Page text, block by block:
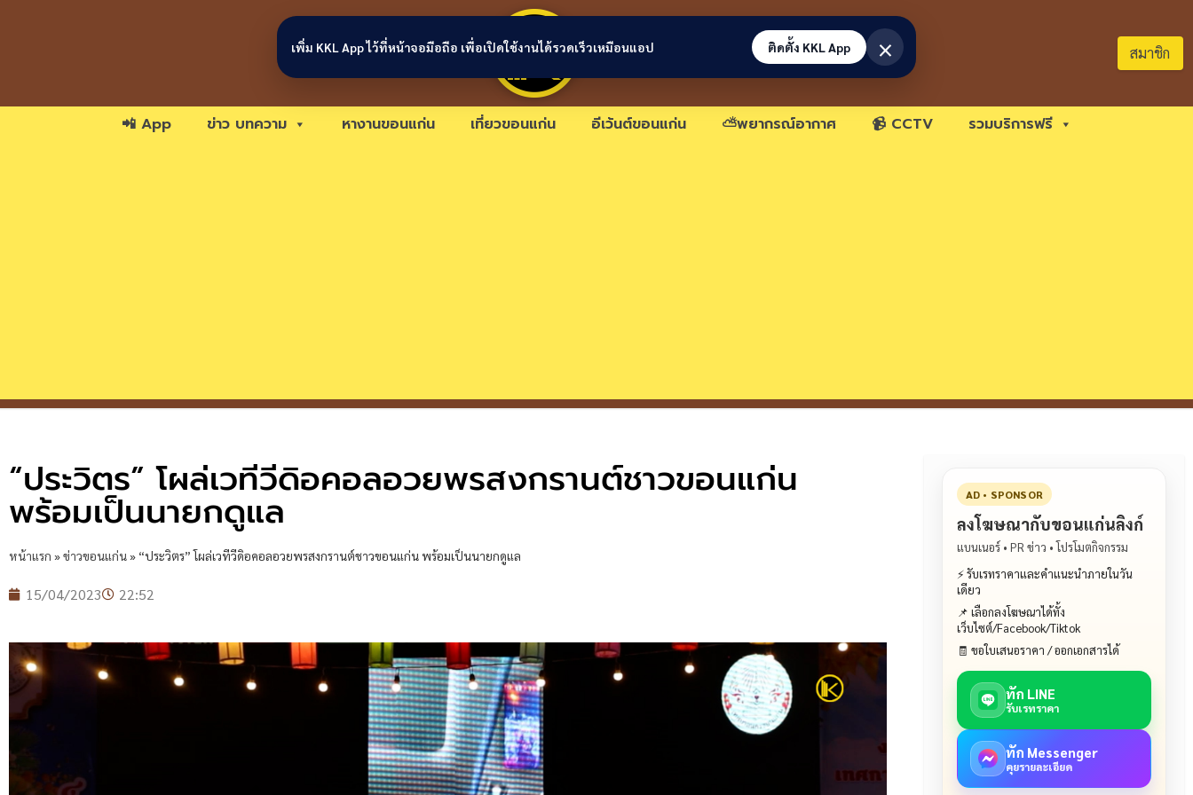
ขอนแก่นลิงก์ สมาชิก
📲 App ข่าว บทความ หางานขอนแก่น เที่ยวขอนแก่น อีเว้นต์ขอนแก่น ⛅พยากรณ์อากาศ 📹 CCTV รวมบริการฟรี
“ประวิตร” โผล่เวทีวีดิอคอลอวยพรสงกรานต์ชาวขอนแก่น
พร้อมเป็นนายกดูแล
หน้าแรก »ข่าวขอนแก่น» “ประวิตร” โผล่เวทีวีดิอคอลอวยพรสงกรานต์ชาวขอนแก่น พร้อมเป็นนายกดูแล
15/04/2023 22:52
AD • SPONSOR
ลงโฆษณากับขอนแก่นลิงก์
แบนเนอร์ • PR ข่าว • โปรโมตกิจกรรม
⚡ รับเรทราคาและคำแนะนำภายในวัน
เดียว
📌 เลือกลงโฆษณาได้ทั้ง
เว็บไซต์/Facebook/Tiktok
🧾 ขอใบเสนอราคา / ออกเอกสารได้
ทัก LINE
รับเรทราคา
ทัก Messenger
คุยรายละเอียด
เพิ่ม KKL App ไว้ที่หน้าจอมือถือ เพื่อเปิดใช้งานได้รวดเร็วเหมือนแอป ติดตั้ง KKL App ×